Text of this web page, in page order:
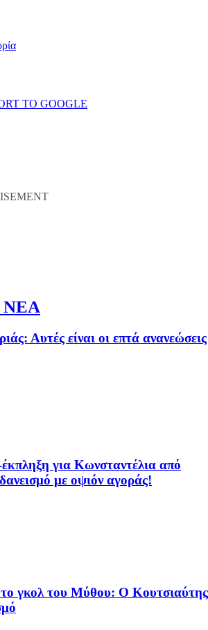
TO GOOGLE
ΝΕΑ
Αυτές είναι οι επτά ανανεώσεις
για Κωνσταντέλια από
με οψιόν αγοράς!
γκολ του Μύθου: Ο Κουτσιαύτης